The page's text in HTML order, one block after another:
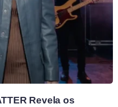
Revela os